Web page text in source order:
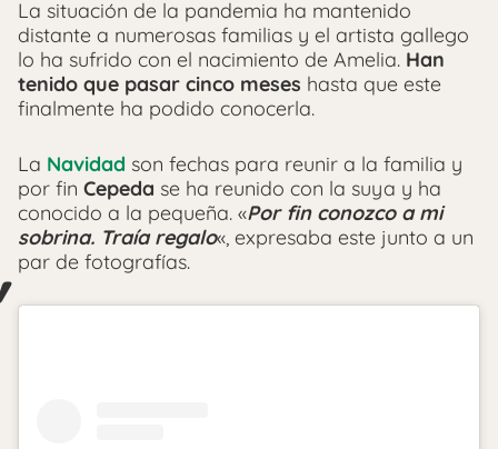
La situación de la pandemia ha mantenido
distante a numerosas familias y el artista gallego
lo ha sufrido con el nacimiento de Amelia. Han
tenido que pasar cinco meses hasta que este
finalmente ha podido conocerla.
La Navidad son fechas para reunir a la familia y
por fin Cepeda se ha reunido con la suya y ha
conocido a la pequeña. «Por fin conozco a mi
sobrina. Traía regalo«, expresaba este junto a un
par de fotografías.